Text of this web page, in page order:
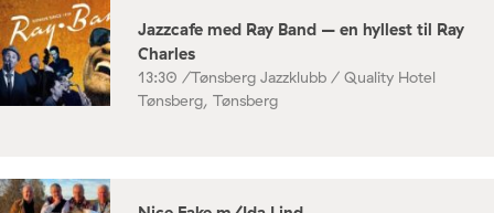
Jazzcafe med Ray Band – en hyllest til Ray
Charles
13:30 /Tønsberg Jazzklubb / Quality Hotel
Tønsberg, Tønsberg